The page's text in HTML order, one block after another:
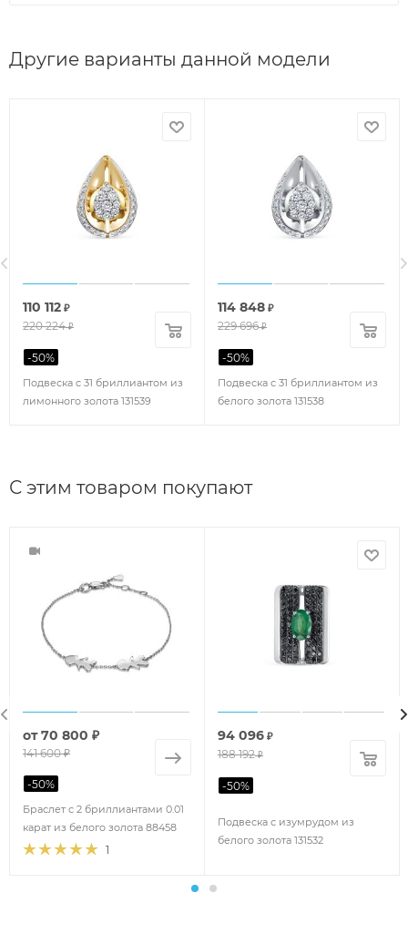
Другие варианты данной модели
Подвеска с 31 бриллиантом из
лимонного золота 131539
110 112 ₽
220 224₽
-50%
Подвеска с 31 бриллиантом из
белого золота 131538
114 848 ₽
229 696₽
-50%
С этим товаром покупают
1
Браслет с 2 бриллиантами 0.01
карат из белого золота 88458
от70 800 ₽
141 600 ₽
-50%
Подвеска с изумрудом из
белого золота 131532
94 096 ₽
188 192₽
-50%